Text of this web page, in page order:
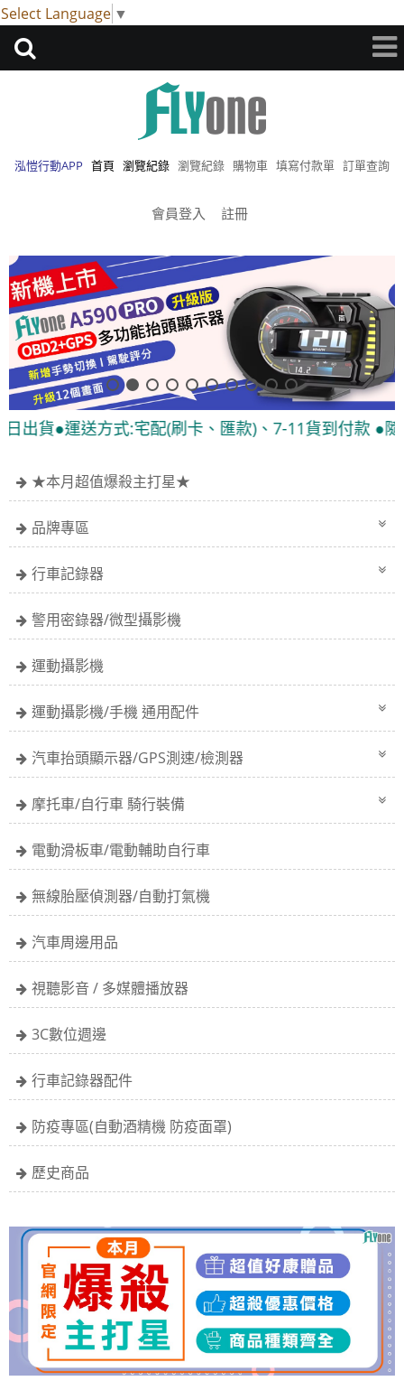
Select Language ▼
泓愷行動APP 首頁 瀏覽紀錄 瀏覽紀錄 購物車 填寫付款單 訂單查詢
會員登入 註冊
運送方式:宅配(刷卡、匯款)、7-11貨到付款 ●隨貨附
★本月超值爆殺主打星★
品牌專區
行車記錄器
警用密錄器/微型攝影機
運動攝影機
運動攝影機/手機 通用配件
汽車抬頭顯示器/GPS測速/檢測器
摩托車/自行車 騎行裝備
電動滑板車/電動輔助自行車
無線胎壓偵測器/自動打氣機
汽車周邊用品
視聽影音 / 多媒體播放器
3C數位週邊
行車記錄器配件
防疫專區(自動酒精機 防疫面罩)
歷史商品